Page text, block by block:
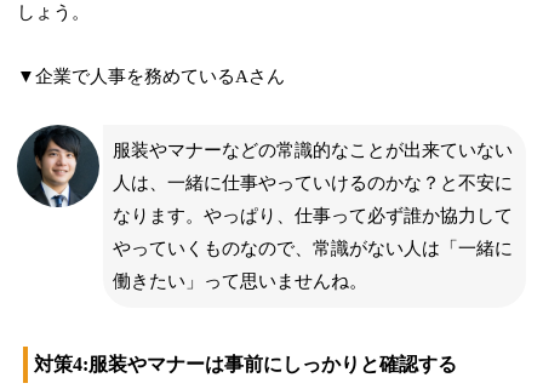
しょう。
▼企業で人事を務めているAさん
服装やマナーなどの常識的なことが出来ていない
人は、一緒に仕事やっていけるのかな？と不安に
なります。やっぱり、仕事って必ず誰か協力して
やっていくものなので、常識がない人は「一緒に
働きたい」って思いませんね。
対策4:服装やマナーは事前にしっかりと確認する